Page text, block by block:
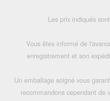
Les prix indiqués
Vous êtes informé de
enregistrement et son
Un emballage soigné vous
recommandons cependant de